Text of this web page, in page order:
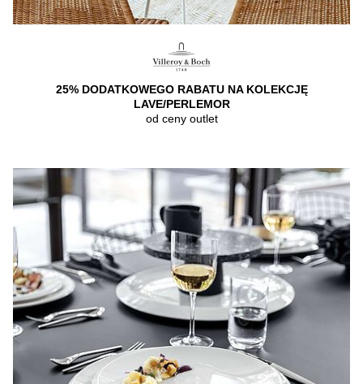
25% DODATKOWEGO RABATU NA KOLEKCJĘ
LAVE/PERLEMOR
od ceny outlet